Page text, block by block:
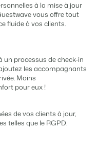
méritent.
multiples.
d'hôtes et pensions.
locative
réglementations en
à la mise à jour
vous offre tout
fluide à vos clients.
un processus de check-in
les accompagnants
Moins
pour eux !
de vos clients à jour,
telles que le RGPD.